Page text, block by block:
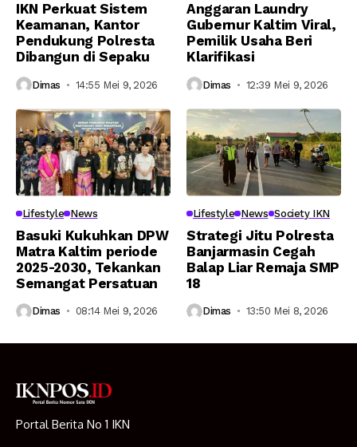
IKN Perkuat Sistem
Keamanan, Kantor
Pendukung Polresta
Dibangun di Sepaku
Dimas 14:55 Mei 9, 2026
Anggaran Laundry
Gubernur Kaltim Viral,
Pemilik Usaha Beri
Klarifikasi
Dimas 12:39 Mei 9, 2026
Lifestyle News
Basuki Kukuhkan DPW
Matra Kaltim periode
2025-2030, Tekankan
Semangat Persatuan
Dimas 08:14 Mei 9, 2026
Lifestyle News Society IKN
Strategi Jitu Polresta
Banjarmasin Cegah
Balap Liar Remaja SMP
18
Dimas 13:50 Mei 8, 2026
Portal Berita No 1 IKN